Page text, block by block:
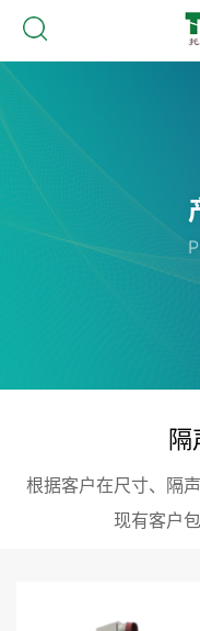
隔
根据客户在尺寸、隔
现有客户